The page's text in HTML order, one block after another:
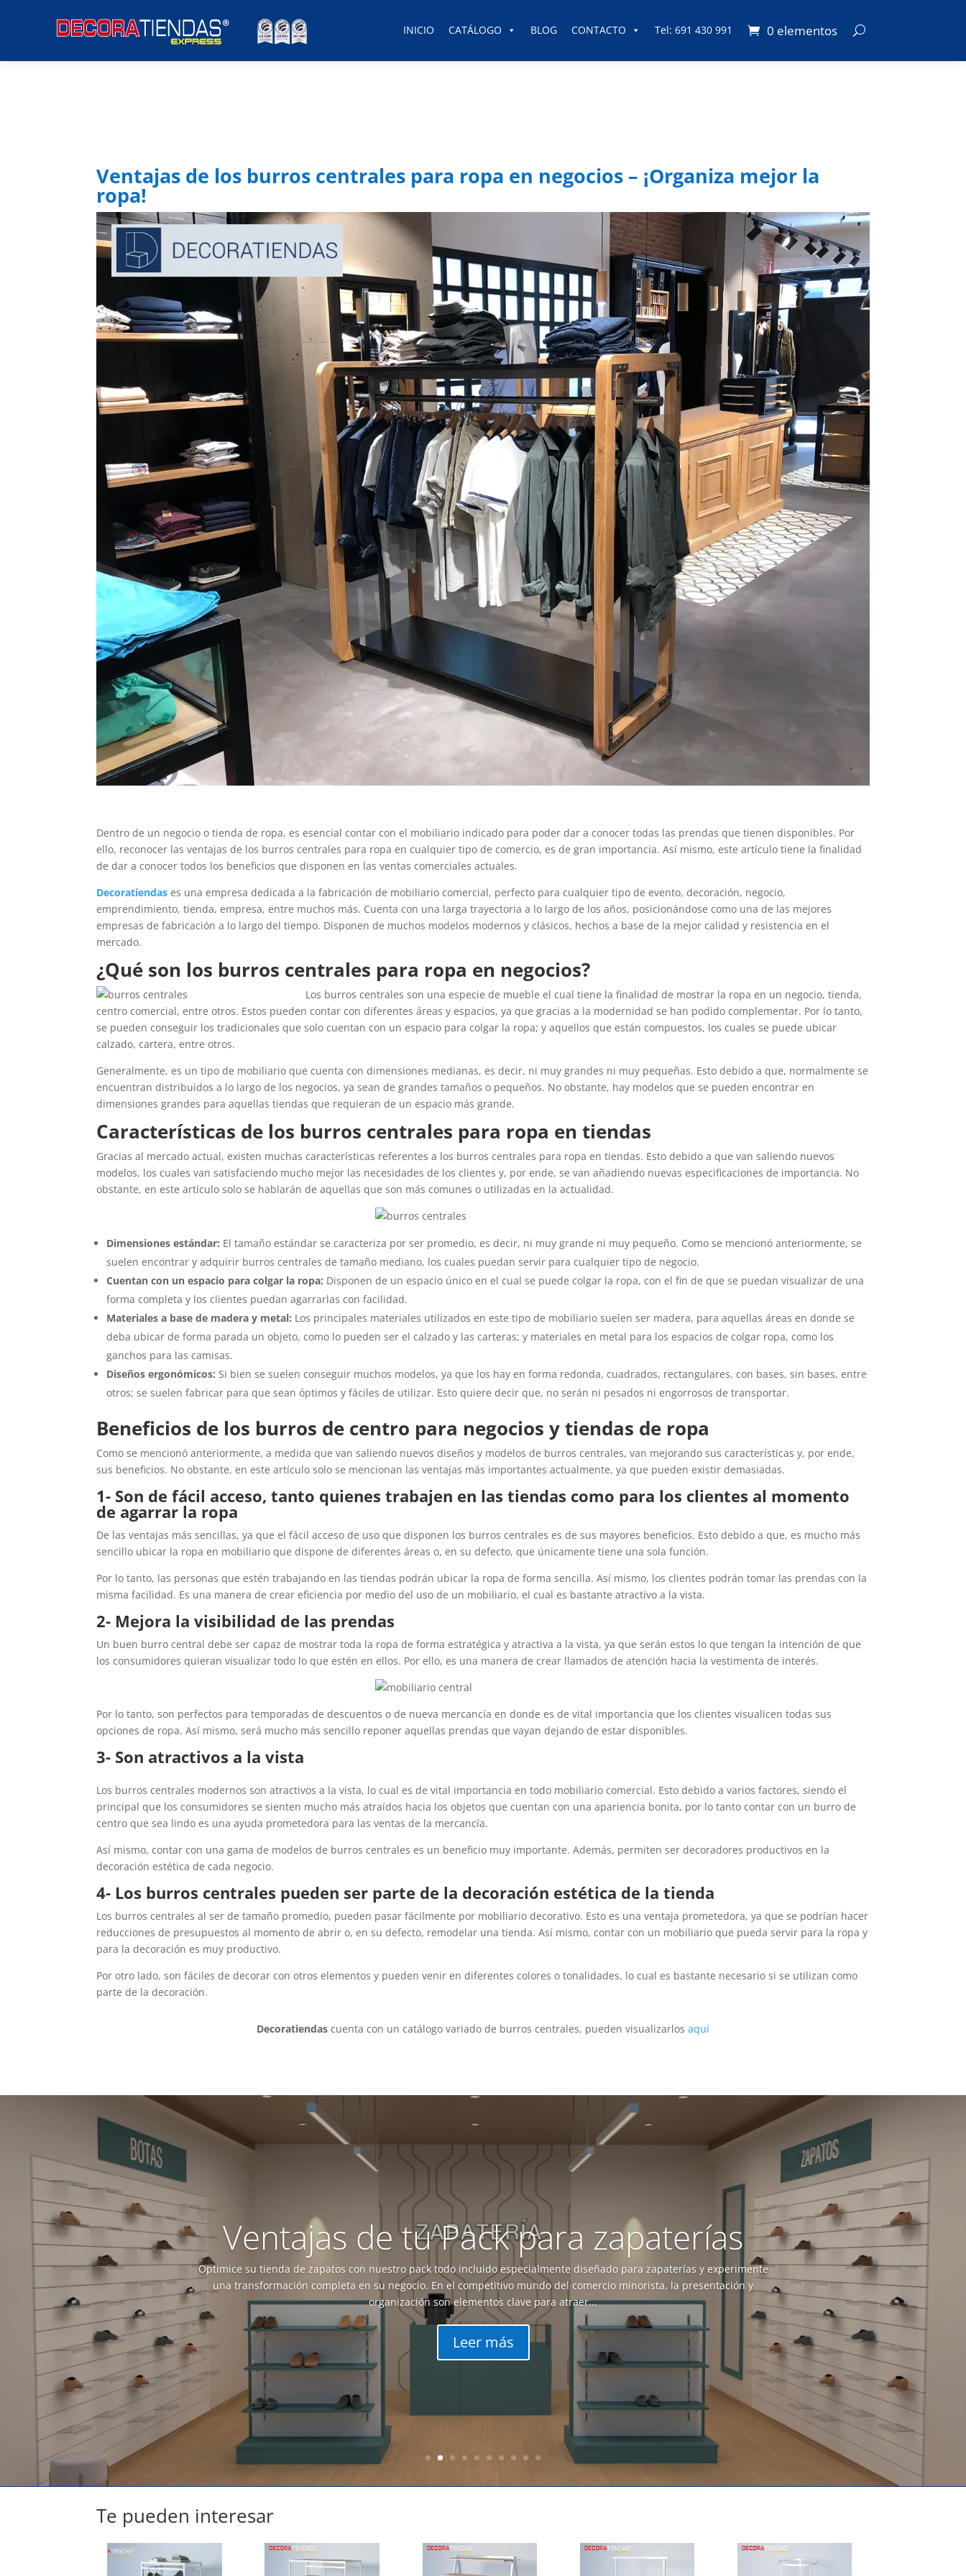
INICIO CATÁLOGO BLOG CONTACTO Tel: 691 430 991 0 elementos
Ventajas de los burros centrales para ropa en negocios – ¡Organiza mejor la
ropa!
Dentro de un negocio o tienda de ropa, es esencial contar con el mobiliario indicado para poder dar a conocer todas las prendas que tienen disponibles. Por
ello, reconocer las ventajas de los burros centrales para ropa en cualquier tipo de comercio, es de gran importancia. Así mismo, este artículo tiene la finalidad
de dar a conocer todos los beneficios que disponen en las ventas comerciales actuales.
Decoratiendas es una empresa dedicada a la fabricación de mobiliario comercial, perfecto para cualquier tipo de evento, decoración, negocio,
emprendimiento, tienda, empresa, entre muchos más. Cuenta con una larga trayectoria a lo largo de los años, posicionándose como una de las mejores
empresas de fabricación a lo largo del tiempo. Disponen de muchos modelos modernos y clásicos, hechos a base de la mejor calidad y resistencia en el
mercado.
¿Qué son los burros centrales para ropa en negocios?
Los burros centrales son una especie de mueble el cual tiene la finalidad de mostrar la ropa en un negocio, tienda,
centro comercial, entre otros. Estos pueden contar con diferentes áreas y espacios, ya que gracias a la modernidad se han podido complementar. Por lo tanto,
se pueden conseguir los tradicionales que solo cuentan con un espacio para colgar la ropa; y aquellos que están compuestos, los cuales se puede ubicar
calzado, cartera, entre otros.
Generalmente, es un tipo de mobiliario que cuenta con dimensiones medianas, es decir, ni muy grandes ni muy pequeñas. Esto debido a que, normalmente se
encuentran distribuidos a lo largo de los negocios, ya sean de grandes tamaños o pequeños. No obstante, hay modelos que se pueden encontrar en
dimensiones grandes para aquellas tiendas que requieran de un espacio más grande.
Características de los burros centrales para ropa en tiendas
Gracias al mercado actual, existen muchas características referentes a los burros centrales para ropa en tiendas. Esto debido a que van saliendo nuevos
modelos, los cuales van satisfaciendo mucho mejor las necesidades de los clientes y, por ende, se van añadiendo nuevas especificaciones de importancia. No
obstante, en este artículo solo se hablarán de aquellas que son más comunes o utilizadas en la actualidad.
Dimensiones estándar: El tamaño estándar se caracteriza por ser promedio, es decir, ni muy grande ni muy pequeño. Como se mencionó anteriormente, se
suelen encontrar y adquirir burros centrales de tamaño mediano, los cuales puedan servir para cualquier tipo de negocio.
Cuentan con un espacio para colgar la ropa: Disponen de un espacio único en el cual se puede colgar la ropa, con el fin de que se puedan visualizar de una
forma completa y los clientes puedan agarrarlas con facilidad.
Materiales a base de madera y metal: Los principales materiales utilizados en este tipo de mobiliario suelen ser madera, para aquellas áreas en donde se
deba ubicar de forma parada un objeto, como lo pueden ser el calzado y las carteras; y materiales en metal para los espacios de colgar ropa, como los
ganchos para las camisas.
Diseños ergonómicos: Si bien se suelen conseguir muchos modelos, ya que los hay en forma redonda, cuadrados, rectangulares, con bases, sin bases, entre
otros; se suelen fabricar para que sean óptimos y fáciles de utilizar. Esto quiere decir que, no serán ni pesados ni engorrosos de transportar.
Beneficios de los burros de centro para negocios y tiendas de ropa
Como se mencionó anteriormente, a medida que van saliendo nuevos diseños y modelos de burros centrales, van mejorando sus características y, por ende,
sus beneficios. No obstante, en este artículo solo se mencionan las ventajas más importantes actualmente, ya que pueden existir demasiadas.
1- Son de fácil acceso, tanto quienes trabajen en las tiendas como para los clientes al momento
de agarrar la ropa
De las ventajas más sencillas, ya que el fácil acceso de uso que disponen los burros centrales es de sus mayores beneficios. Esto debido a que, es mucho más
sencillo ubicar la ropa en mobiliario que dispone de diferentes áreas o, en su defecto, que únicamente tiene una sola función.
Por lo tanto, las personas que estén trabajando en las tiendas podrán ubicar la ropa de forma sencilla. Así mismo, los clientes podrán tomar las prendas con la
misma facilidad. Es una manera de crear eficiencia por medio del uso de un mobiliario, el cual es bastante atractivo a la vista.
2- Mejora la visibilidad de las prendas
Un buen burro central debe ser capaz de mostrar toda la ropa de forma estratégica y atractiva a la vista, ya que serán estos lo que tengan la intención de que
los consumidores quieran visualizar todo lo que estén en ellos. Por ello, es una manera de crear llamados de atención hacia la vestimenta de interés.
Por lo tanto, son perfectos para temporadas de descuentos o de nueva mercancía en donde es de vital importancia que los clientes visualicen todas sus
opciones de ropa. Así mismo, será mucho más sencillo reponer aquellas prendas que vayan dejando de estar disponibles.
3- Son atractivos a la vista
Los burros centrales modernos son atractivos a la vista, lo cual es de vital importancia en todo mobiliario comercial. Esto debido a varios factores, siendo el
principal que los consumidores se sienten mucho más atraídos hacia los objetos que cuentan con una apariencia bonita, por lo tanto contar con un burro de
centro que sea lindo es una ayuda prometedora para las ventas de la mercancía.
Así mismo, contar con una gama de modelos de burros centrales es un beneficio muy importante. Además, permiten ser decoradores productivos en la
decoración estética de cada negocio.
4- Los burros centrales pueden ser parte de la decoración estética de la tienda
Los burros centrales al ser de tamaño promedio, pueden pasar fácilmente por mobiliario decorativo. Esto es una ventaja prometedora, ya que se podrían hacer
reducciones de presupuestos al momento de abrir o, en su defecto, remodelar una tienda. Así mismo, contar con un mobiliario que pueda servir para la ropa y
para la decoración es muy productivo.
Por otro lado, son fáciles de decorar con otros elementos y pueden venir en diferentes colores o tonalidades, lo cual es bastante necesario si se utilizan como
parte de la decoración.
Decoratiendas cuenta con un catálogo variado de burros centrales, pueden visualizarlos aquí
Ventajas de tu Pack para zapaterías
Optimice su tienda de zapatos con nuestro pack todo incluido especialmente diseñado para zapaterías y experimente
una transformación completa en su negocio. En el competitivo mundo del comercio minorista, la presentación y
organización son elementos clave para atraer...
Leer más
Te pueden interesar